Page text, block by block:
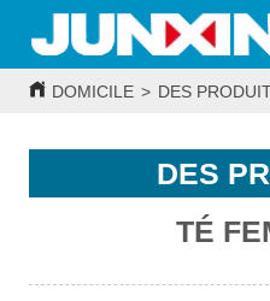
DOMICILE > DES
DES
TÉ